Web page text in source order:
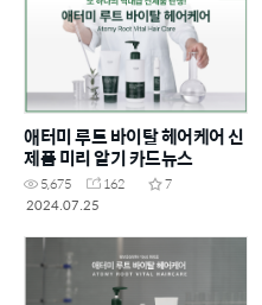
애터미 루트 바이탈 헤어케어 신
제품 미리 알기 카드뉴스
5,675 162
7
2024.07.25